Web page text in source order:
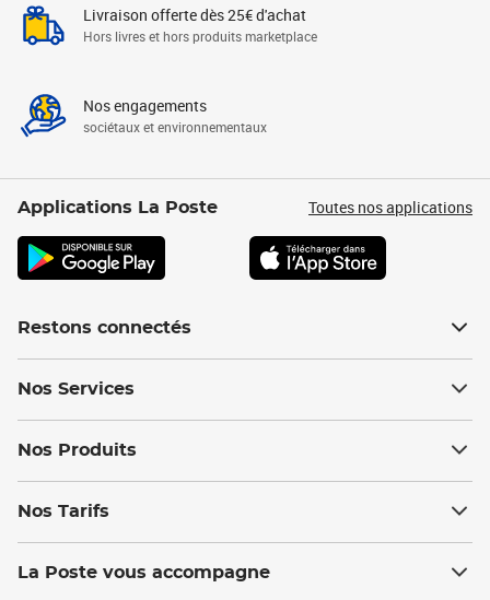
Livraison offerte dès 25€ d'achat
Hors livres et hors produits marketplace
Nos engagements
sociétaux et environnementaux
Applications La Poste Toutes nos applications
Restons connectés
Nos Services
Nos Produits
Nos Tarifs
La Poste vous accompagne